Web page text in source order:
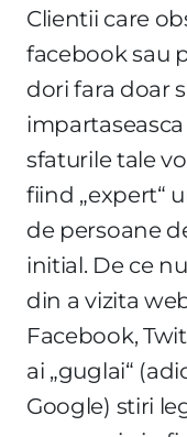
Clientii care
facebook sau
dori fara doar
sfaturile tale
fiind „expert“
de persoane
initial. De ce
din a vizita
Facebook,
ai „guglai“
Google) stiri